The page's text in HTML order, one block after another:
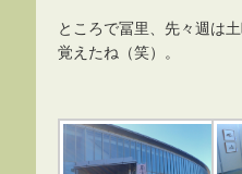
ところで冨里、先々週は
覚えたね（笑）。